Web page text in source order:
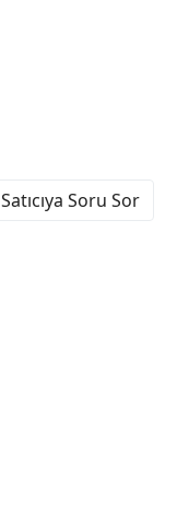
Satıcıya Soru Sor